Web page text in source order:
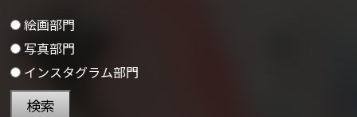
絵画部門
写真部門
インスタグラム部門
検索